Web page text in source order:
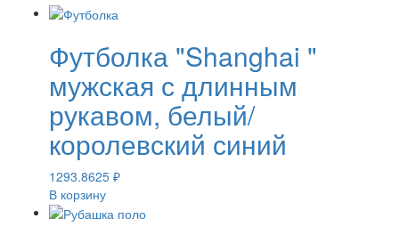
Футболка "Shanghai "
мужская с длинным
рукавом, белый/
королевский синий
1293.8625 ₽
В корзину